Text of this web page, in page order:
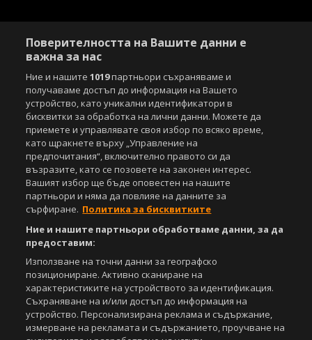
Copyright © 2007-2026 Агенция Спортал. Всички права запазени.
Този уебсайт е собственост на Sportal Media Group
За нас Екип За рекламa
Общи условия
Етични правила на НСС
Лични данни
Управление на предпочитания
Съдържанието на този уеб сайт и технологиите, използвани в него, са
под закрила на Закона за авторското право и сродните му права.
Всички статии, репортажи, интервюта и други текстови, графични и
видео материали, публикувани в сайта, са собственост на Агенция
Спортал, освен ако изрично е посочено друго. Допуска се
публикуване на текстови материали само след писмено съгласие на
Агенция Спортал, посочване на източника и добавяне на линк към
www.sportal.bg. Използването на графични и видео материали,
публикувани в сайта, е строго забранено. Нарушителите ще бъдат
санкционирани с цялата строгост на закона.
Поверителността на Вашите данни е
важна за нас
Ние и нашите1019партньори съхраняваме и
получаваме достъп до информация на Вашето
устройство, като уникални идентификатори в
бисквитки за обработка на лични данни. Можете да
приемете и управлявате своя избор по всяко време,
като щракнете върху „Управление на
предпочитания“, включително правото си да
възразите, като се позовете на законен интерес.
Вашият избор ще бъде оповестен на нашите
партньори и няма да повлияе на данните за
сърфиране. Политика за бисквитките
Ние и нашите партньори обработваме данни, за да
предоставим:
Използване на точни данни за географско
позициониране. Активно сканиране на
характеристиките на устройството за идентификация.
Съхраняване на и/или достъп до информация на
устройство. Персонализирана реклама и съдържание,
измерване на рекламата и съдържанието, проучване на